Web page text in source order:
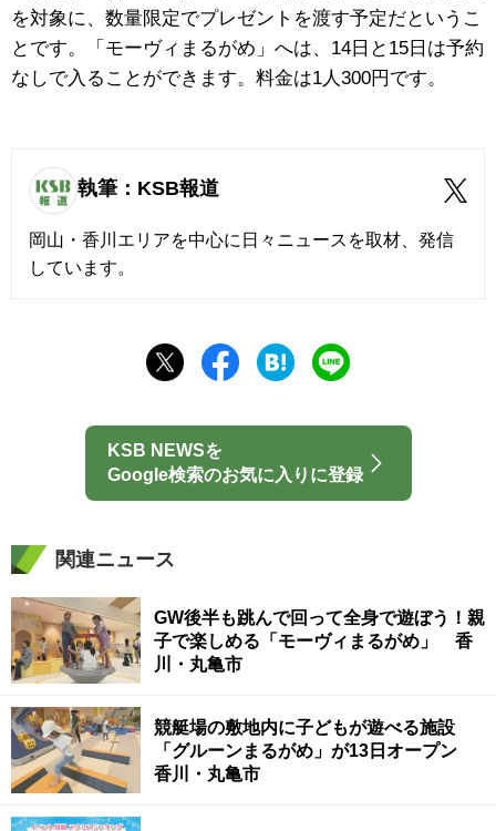
を対象に、数量限定でプレゼントを渡す予定だというこ
とです。
「モーヴィまるがめ」へは、14日と15日は予約
なしで入ることができます。料金は1人300円です。
執筆：KSB報道
岡山・香川エリアを中心に日々ニュースを取材、発信
しています。
KSB NEWSを
Google検索のお気に入りに登録
関連ニュース
GW後半も跳んで回って全身で遊ぼう！親
子で楽しめる「モーヴィまるがめ」 香
川・丸亀市
競艇場の敷地内に子どもが遊べる施設
「グルーンまるがめ」が13日オープン
香川・丸亀市